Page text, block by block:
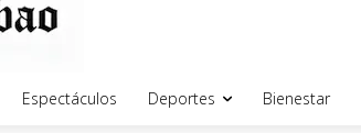
Espectáculos Deportes Bienestar